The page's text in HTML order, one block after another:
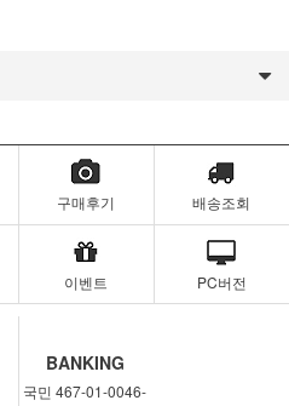
구매후기 배송조회
이벤트 PC버전
BANKING
국민 467-01-0046-